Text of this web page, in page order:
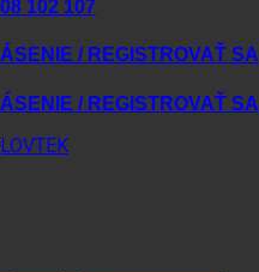
102 107
/ REGISTROVAŤ SA
/ REGISTROVAŤ SA